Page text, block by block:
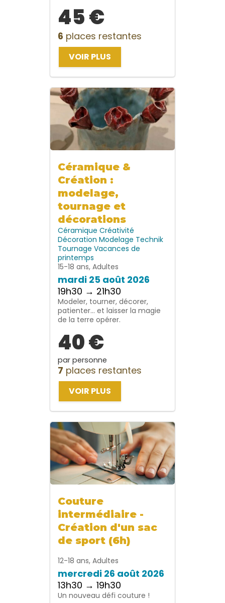
45 €
6 places restantes
VOIR PLUS
Céramique &
Création :
modelage,
tournage et
décorations
Céramique Créativité
Décoration Modelage Technik
Tournage Vacances de
printemps
15-18 ans, Adultes
mardi 25 août 2026
19h30 → 21h30
Modeler, tourner, décorer,
patienter… et laisser la magie
de la terre opérer.
40 €
par personne
7 places restantes
VOIR PLUS
Couture
intermédiaire -
Création d'un sac
de sport (6h)
12-18 ans, Adultes
mercredi 26 août 2026
13h30 → 19h30
Un nouveau défi couture !